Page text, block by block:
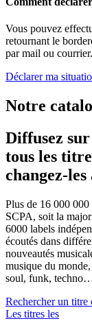
Vous pouvez
retournant le
par mail ou courrier.
Déclarer ma
Notre
Diffusez
tous les
changez-
Plus de 16 000
SCPA, soit la
6000 labels
écoutés dans
nouveautés
musique du
soul, funk,
Rechercher un titre
Les titres les